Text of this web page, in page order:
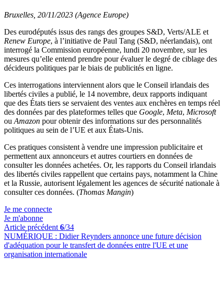
Bruxelles, 20/11/2023 (Agence Europe)
Des eurodéputés issus des rangs des groupes S&D, Verts/ALE et
Renew Europe, à l’initiative de Paul Tang (S&D, néerlandais), ont
interrogé la Commission européenne, lundi 20 novembre, sur les
mesures qu’elle entend prendre pour évaluer le degré de ciblage des
décideurs politiques par le biais de publicités en ligne.
Ces interrogations interviennent alors que le Conseil irlandais des
libertés civiles a publié, le 14 novembre, deux rapports indiquant
que des États tiers se servaient des ventes aux enchères en temps réel
des données par des plateformes telles que Google, Meta, Microsoft
ou Amazon pour obtenir des informations sur des personnalités
politiques au sein de l’UE et aux États-Unis.
Ces pratiques consistent à vendre une impression publicitaire et
permettent aux annonceurs et autres courtiers en données de
consulter les données achetées. Or, les rapports du Conseil irlandais
des libertés civiles rappellent que certains pays, notamment la Chine
et la Russie, autorisent légalement les agences de sécurité nationale à
consulter ces données. (Thomas Mangin)
Je me connecte
Je m'abonne
Article précédent 6/34
NUMÉRIQUE : Didier Reynders annonce une future décision
d'adéquation pour le transfert de données entre l'UE et une
organisation internationale